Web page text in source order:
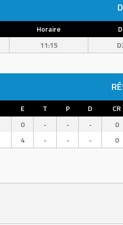
Horaire
11:15
E T P D CR
0 - - - 0
4 - - - 0